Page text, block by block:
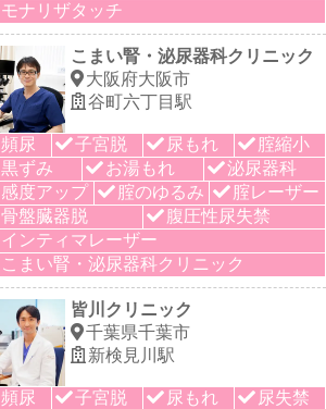
モナリザタッチ
こまい腎・泌尿器科クリニック
大阪府大阪市
谷町六丁目駅
頻尿 子宮脱 尿もれ
腟縮小
黒ずみ
お湯もれ
泌尿器科
感度アップ
腟のゆるみ
腟レーザー
骨盤臓器脱
腹圧性尿失禁
インティマレーザー
こまい腎・泌尿器科クリニック
皆川クリニック
千葉県千葉市
新検見川駅
頻尿 子宮脱 尿もれ
尿失禁